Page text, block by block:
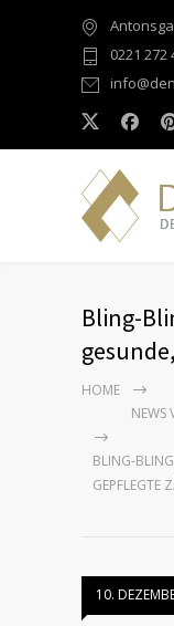
0221 272
Bling-
HOME
NEWS
BLING-
GEPFLEGTE
10.